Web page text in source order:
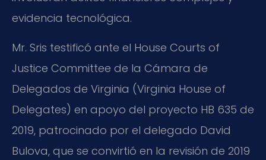
evidencia tecnológica.
Mr. Sris testificó ante el House Courts of
Justice Committee de la Cámara de
Delegados de Virginia (Virginia House of
Delegates) en apoyo del proyecto HB 635 de
2019, patrocinado por el delegado David
Bulova, que se convirtió en la revisión de 2019